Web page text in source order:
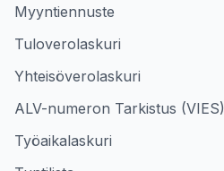
Myyntiennuste
Tuloverolaskuri
Yhteisöverolaskuri
ALV-numeron Tarkistus (VIES)
Työaikalaskuri